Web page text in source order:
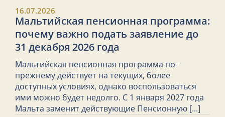
16.07.2026
Мальтийская пенсионная программа:
почему важно подать заявление до
31 декабря 2026 года
Мальтийская пенсионная программа по-
прежнему действует на текущих, более
доступных условиях, однако воспользоваться
ими можно будет недолго. С 1 января 2027 года
Мальта заменит действующие Пенсионную [...]